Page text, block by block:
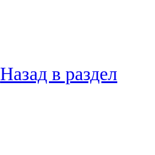
Назад в раздел